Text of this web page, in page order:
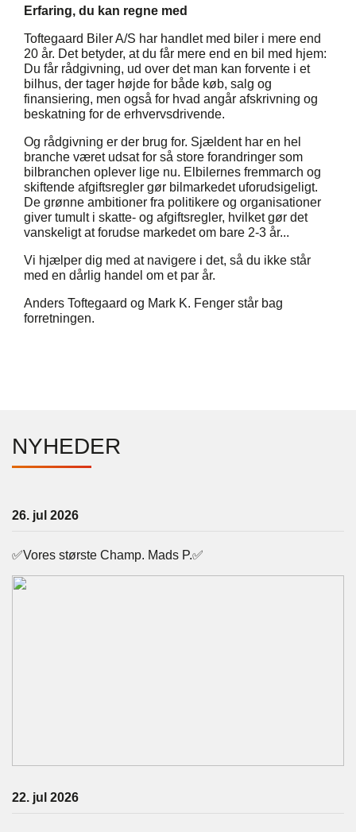
Erfaring, du kan regne med
Toftegaard Biler A/S har handlet med biler i mere end
20 år. Det betyder, at du får mere end en bil med hjem:
Du får rådgivning, ud over det man kan forvente i et
bilhus, der tager højde for både køb, salg og
finansiering, men også for hvad angår afskrivning og
beskatning for de erhvervsdrivende.
Og rådgivning er der brug for. Sjældent har en hel
branche været udsat for så store forandringer som
bilbranchen oplever lige nu. Elbilernes fremmarch og
skiftende afgiftsregler gør bilmarkedet uforudsigeligt.
De grønne ambitioner fra politikere og organisationer
giver tumult i skatte- og afgiftsregler, hvilket gør det
vanskeligt at forudse markedet om bare 2-3 år...
Vi hjælper dig med at navigere i det, så du ikke står
med en dårlig handel om et par år.
Anders Toftegaard og Mark K. Fenger står bag
forretningen.
NYHEDER
26. jul 2026
✅Vores største Champ. Mads P.✅
22. jul 2026